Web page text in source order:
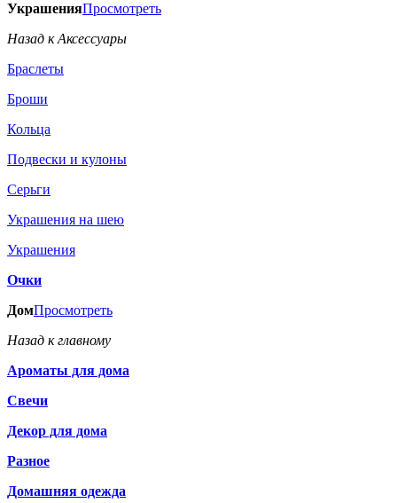
УкрашенияПросмотреть
Назад к Аксессуары
Браслеты
Броши
Кольца
Подвески и кулоны
Серьги
Украшения на шею
Украшения
Очки
ДомПросмотреть
Назад к главному
Ароматы для дома
Свечи
Декор для дома
Разное
Домашняя одежда